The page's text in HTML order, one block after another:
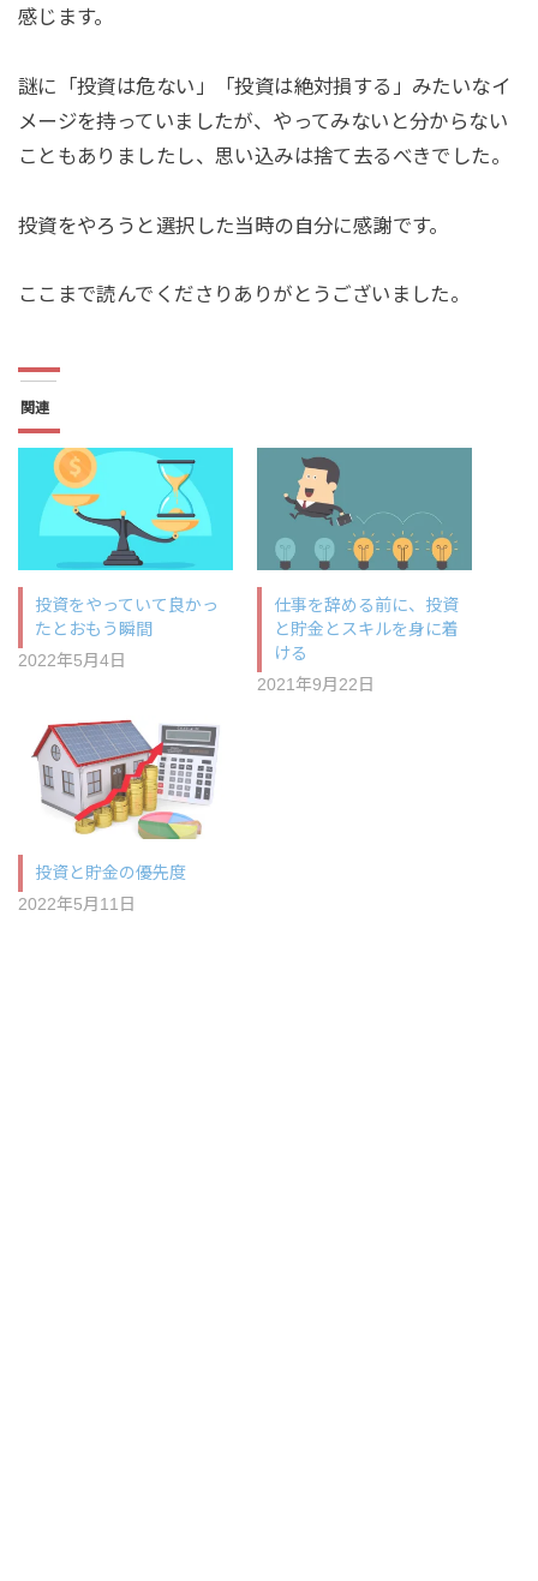
感じます。
謎に「投資は危ない」「投資は絶対損する」みたいなイ
メージを持っていましたが、やってみないと分からない
こともありましたし、思い込みは捨て去るべきでした。
投資をやろうと選択した当時の自分に感謝です。
ここまで読んでくださりありがとうございました。
関連
投資をやっていて良かっ
たとおもう瞬間
2022年5月4日
仕事を辞める前に、投資
と貯金とスキルを身に着
ける
2021年9月22日
投資と貯金の優先度
2022年5月11日